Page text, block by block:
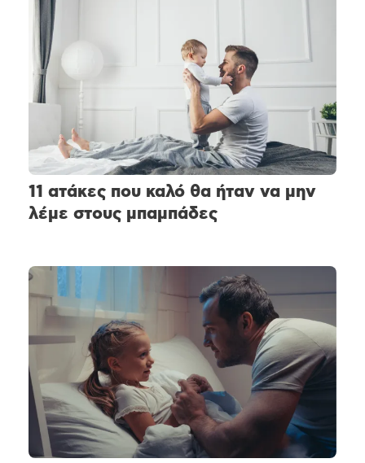
11 ατάκες που καλό θα ήταν να μην
λέμε στους μπαμπάδες